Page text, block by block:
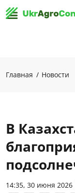
Главная Новости
В
14:35, 30 июня 2026